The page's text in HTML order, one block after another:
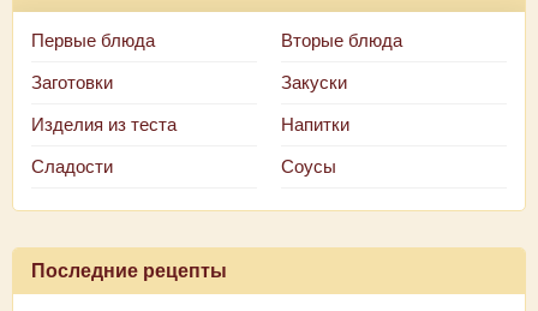
Первые блюда Вторые блюда
Заготовки Закуски
Изделия из теста Напитки
Сладости Соусы
Последние рецепты